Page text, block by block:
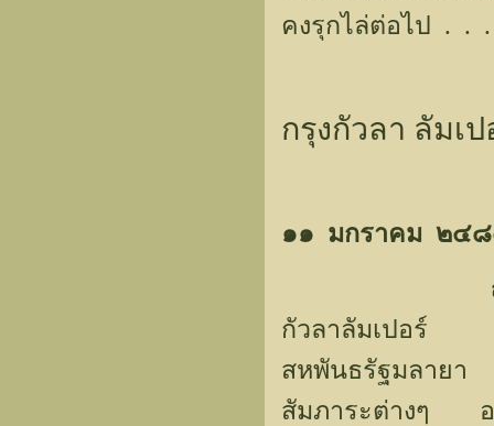
คงรุกไล่ต่อไป . . .
กรุงกัวลา ลัมเ
๑๑ มกราคม ๒๔
ญี่ปุ่นยึด
กัวลาลัมเปอร์
สหพันธรัฐมล
สัมภาระต่างๆ